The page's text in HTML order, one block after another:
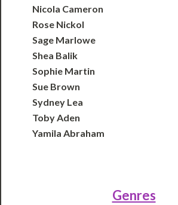
Nicola Cameron
Rose Nickol
Sage Marlowe
Shea Balik
Sophie Martin
Sue Brown
Sydney Lea
Toby Aden
Yamila Abraham
Genres